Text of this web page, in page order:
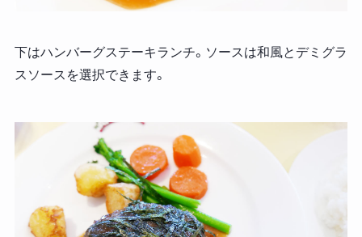
下はハンバーグステーキランチ。ソースは和風とデミグラ
スソースを選択できます。